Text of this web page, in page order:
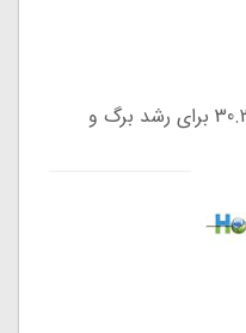
کود هورتی گرو صد گرمی 30.20.10 برای رشد برگ و